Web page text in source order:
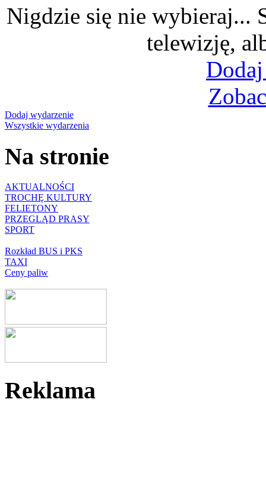
Nigdzie się nie wybieraj...
telewizję,
Dodaj wydarzenie
Wszystkie wydarzenia
Na stronie
AKTUALNOŚCI
TROCHĘ KULTURY
FELIETONY
PRZEGLĄD PRASY
SPORT
Rozkład BUS i PKS
TAXI
Ceny paliw
Reklama